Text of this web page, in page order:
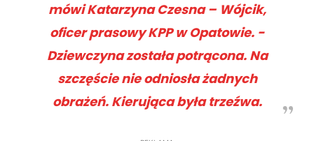
mówi Katarzyna Czesna – Wójcik,
oficer prasowy KPP w Opatowie. -
Dziewczyna została potrącona. Na
szczęście nie odniosła żadnych
obrażeń. Kierująca była trzeźwa.